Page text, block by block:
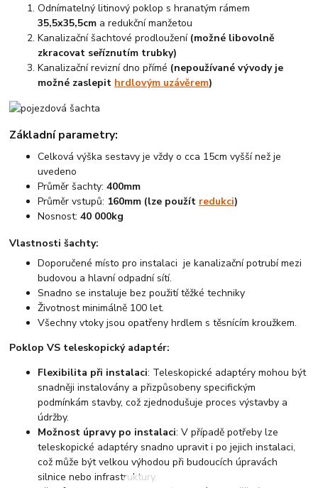
Odnímatelný litinový poklop s hranatým rámem
35,5x35,5cm a redukční manžetou
Kanalizační šachtové prodloužení (možné libovolně
zkracovat seříznutím trubky)
Kanalizační revizní dno přímé (nepoužívané vývody je
možné zaslepit hrdlovým uzávěrem)
Základní parametry:
Celková výška sestavy je vždy o cca 15cm vyšší než je
uvedeno
Průměr šachty:400mm
Průměr vstupů: 160mm (lze použít redukci)
Nosnost:40 000kg
Vlastnosti šachty:
Doporučené místo pro instalaci je kanalizační potrubí mezi
budovou a hlavní odpadní sítí.
Snadno se instaluje bez použití těžké techniky
Životnost minimálně 100 let.
Všechny vtoky jsou opatřeny hrdlem s těsnícím kroužkem.
Poklop VS teleskopický adaptér:
Flexibilita při instalaci: Teleskopické adaptéry mohou být
snadněji instalovány a přizpůsobeny specifickým
podmínkám stavby, což zjednodušuje proces výstavby a
údržby.
Možnost úpravy po instalaci: V případě potřeby lze
teleskopické adaptéry snadno upravit i po jejich instalaci,
což může být velkou výhodou při budoucích úpravách
silnice nebo infrastruktury.